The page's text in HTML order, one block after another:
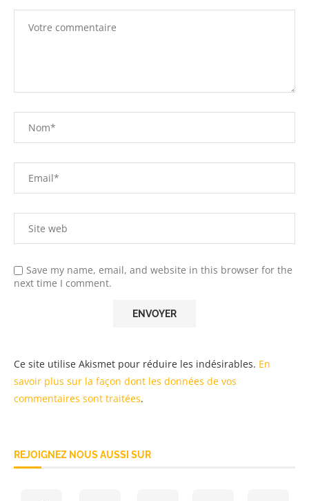
Save my name, email, and website in this browser for the
next time I comment.
Ce site utilise Akismet pour réduire les indésirables. En
savoir plus sur la façon dont les données de vos
commentaires sont traitées.
REJOIGNEZ NOUS AUSSI SUR